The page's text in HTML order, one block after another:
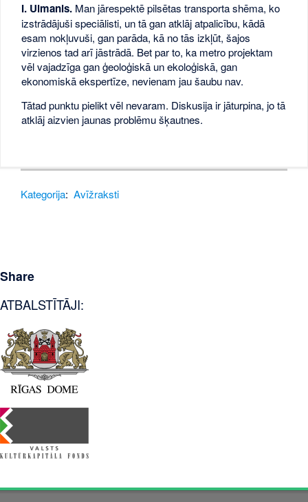
I. Ulmanis. Man jārespektē pilsētas transporta shēma, ko
izstrādājuši speciālisti, un tā gan atklāj atpalicību, kādā
esam nokļuvuši, gan parāda, kā no tās izkļūt, šajos
virzienos tad arī jāstrādā. Bet par to, ka metro projektam
vēl vajadzīga gan ģeoloģiskā un ekoloģiskā, gan
ekonomiskā ekspertīze, nevienam jau šaubu nav.
Tātad punktu pielikt vēl nevaram. Diskusija ir jāturpina, jo tā
atklāj aizvien jaunas problēmu šķautnes.
Kategorija: Avīžraksti
Share
ATBALSTĪTĀJI: